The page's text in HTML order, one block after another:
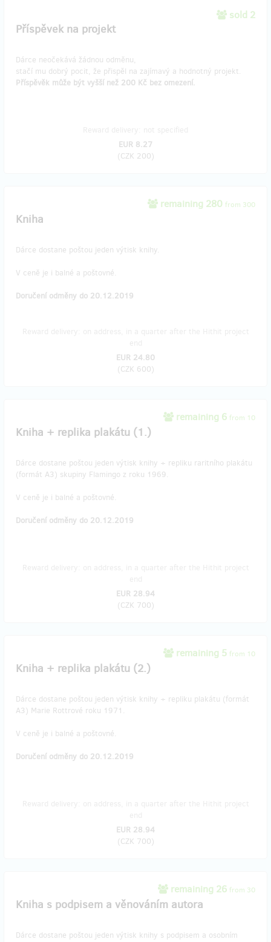
sold 2
Příspěvek na projekt
Dárce neočekává žádnou odměnu,
stačí mu dobrý pocit, že přispěl na zajímavý a hodnotný projekt.
Příspěvěk může být vyšší než 200 Kč bez omezení.
EUR 8.27
(CZK 200)
remaining 280 from 300
Kniha
Dárce dostane poštou jeden výtisk knihy.
V ceně je i balné a poštovné.
Doručení odměny do 20.12.2019
EUR 24.80
(CZK 600)
remaining 6 from 10
Kniha + replika plakátu (1.)
Dárce dostane poštou jeden výtisk knihy + repliku raritního plakátu
(formát A3) skupiny Flamingo z roku 1969.
V ceně je i balné a poštovné.
Doručení odměny do 20.12.2019
EUR 28.94
(CZK 700)
remaining 5 from 10
Kniha + replika plakátu (2.)
Dárce dostane poštou jeden výtisk knihy + repliku plakátu (formát
A3) Marie Rottrové roku 1971.
V ceně je i balné a poštovné.
Doručení odměny do 20.12.2019
EUR 28.94
(CZK 700)
remaining 26 from 30
Kniha s podpisem a věnováním autora
Dárce dostane poštou jeden výtisk knihy s podpisem a osobním